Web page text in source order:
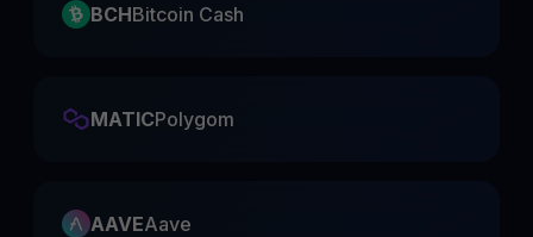
BCHBitcoin Cash
MATICPolygom
AAVEAave